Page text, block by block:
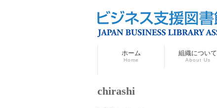
ホーム
Home
組織について
About Us
chirashi